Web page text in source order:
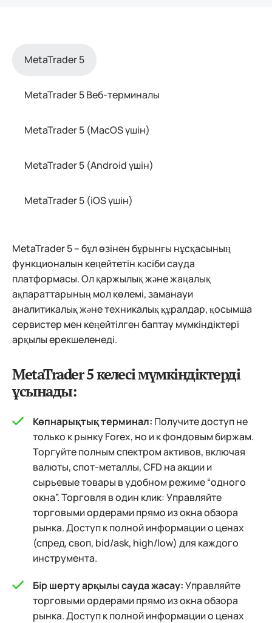
MetaTrader 5
MetaTrader 5 Веб-терминалы
MetaTrader 5 (MacOS үшін)
MetaTrader 5 (Android үшін)
MetaTrader 5 (iOS үшін)
MetaTrader 5 – бұл өзінен бұрынғы нұсқасының
функционалын кеңейтетін кәсіби сауда
платформасы. Ол қаржылық және жаңалық
ақпараттарының мол көлемі, заманауи
аналитикалық және техникалық құралдар, қосымша
сервистер мен кеңейтілген баптау мүмкіндіктері
арқылы ерекшеленеді.
MetaTrader 5 келесі мүмкіндіктерді
ұсынады:
Көпнарықтық терминал: Получите доступ не
только к рынку Forex, но и к фондовым биржам.
Торгуйте полным спектром активов, включая
валюты, спот-металлы, CFD на акции и
сырьевые товары в удобном режиме “одного
окна”. Торговля в один клик: Управляйте
торговыми ордерами прямо из окна обзора
рынка. Доступ к полной информации о ценах
(спред, своп, bid/ask, high/low) для каждого
инструмента.
Бір шерту арқылы сауда жасау:Управляйте
торговыми ордерами прямо из окна обзора
рынка. Доступ к полной информации о ценах